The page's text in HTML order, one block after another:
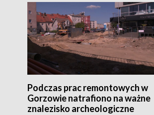
Podczas prac remontowych w
Gorzowie natrafiono na ważne
znalezisko archeologiczne